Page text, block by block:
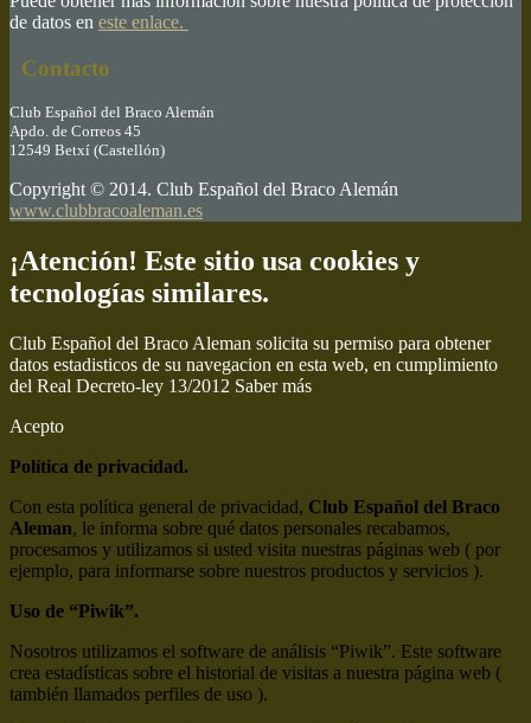
de datos en este enlace.
Contacto
Club Español del Braco Alemán
Apdo. de Correos 45
12549 Betxí (Castellón)
Copyright © 2014. Club Español del Braco Alemán
www.clubbracoaleman.es
¡Atención! Este sitio usa cookies y
tecnologías similares.
Club Español del Braco Aleman solicita su permiso para obtener
datos estadisticos de su navegacion en esta web, en cumplimiento
del Real Decreto-ley 13/2012 Saber más
Acepto
Política de privacidad.
Con esta política general de privacidad, Club Español del Braco
Aleman, le informa sobre qué datos personales recabamos,
procesamos y utilizamos si usted visita nuestras páginas web ( por
ejemplo, para informarse sobre nuestros productos y servicios ).
Uso de “Piwik”.
Nosotros utilizamos el software de análisis “Piwik”. Este software
crea estadísticas sobre el historial de visitas a nuestra página web (
también llamados perfiles de uso ).